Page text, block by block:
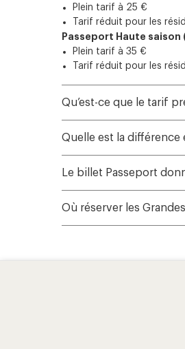
Plein tarif à 25 €
Tarif réduit pour les
Passeport Haute
Plein tarif à 35 €
Tarif réduit pour les
Qu’est-ce que le tarif
Quelle est la différence
Le billet Passeport
Où réserver les
aide et